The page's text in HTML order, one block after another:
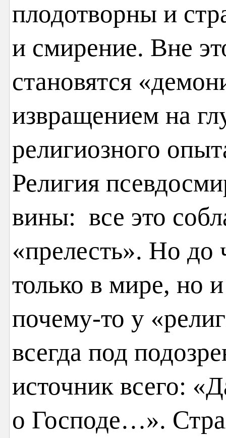
плодотворны и
и смирение. Вне
становятся
извращением на
религиозного
Религия
вины: все это
«прелесть». Но до
только в мире,
почему-то у
всегда под
источник всего:
о Господе…».